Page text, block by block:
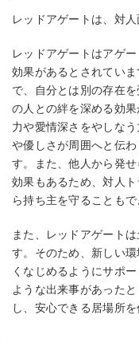
レッドアゲートは、対
レッドアゲートはアゲ
効果があるとされてい
で、自分とは別の存在
の人との絆を深める効
力や愛情深さをやしな
や優しさが周囲へと伝
す。また、他人から発
効果もあるため、対人
ら持ち主を守ることもで
また、レッドアゲート
す。そのため、新しい
くなじめるようにサポ
ような出来事があった
し、安心できる居場所